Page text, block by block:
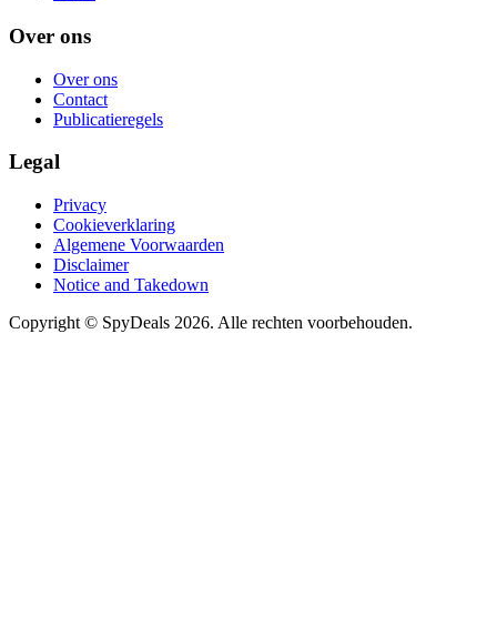
Over ons
Over ons
Contact
Publicatieregels
Legal
Privacy
Cookieverklaring
Algemene Voorwaarden
Disclaimer
Notice and Takedown
Copyright © SpyDeals 2026. Alle rechten voorbehouden.